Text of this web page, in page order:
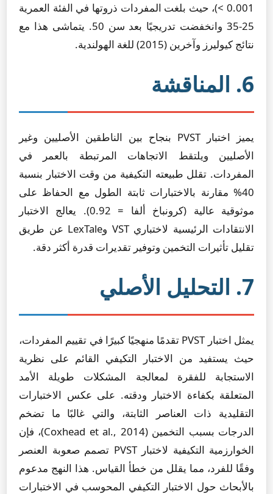
< 0.001)، حيث بلغت المفردات ذروتها في الفئة العمرية
25-35 وانخفضت تدريجيًا بعد سن 50. يتماشى هذا مع
نتائج كيوليرز وآخرين (2015) للغة الهولندية.
6. المناقشة
يميز اختبار PVST بنجاح بين الناطقين الأصليين وغير
الأصليين ويلتقط الاتجاهات المرتبطة بالعمر في
المفردات. تقلل طبيعته التكيفية من وقت الاختبار بنسبة
40% مقارنة بالاختبارات ثابتة الطول مع الحفاظ على
موثوقية عالية (كرونباخ ألفا = 0.92). يعالج الاختبار
الانتقادات الرئيسية لاختباري VST وLexTale عن طريق
تقليل تأثيرات التخمين وتوفير تقديرات قدرة أكثر دقة.
7. التحليل الأصلي
يمثل اختبار PVST تقدمًا منهجيًا كبيرًا في تقييم المفردات،
حيث يستفيد من الاختبار التكيفي القائم على نظرية
الاستجابة للفقرة لمعالجة المشكلات طويلة الأمد
المتعلقة بكفاءة الاختبار ودقته. على عكس الاختبارات
التقليدية ذات العناصر الثابتة، والتي غالبًا ما تضخم
الدرجات بسبب التخمين (Coxhead et al., 2014)، فإن
الخوارزمية التكيفية لاختبار PVST تصمم صعوبة العنصر
وفقًا للفرد، مما يقلل من خطأ القياس. هذا النهج مدعوم
بالأبحاث حول الاختبار التكيفي المحوسب في الاختبارات